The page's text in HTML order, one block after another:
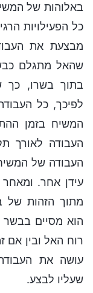
באלוהות של
כל הפעילויות
מבצעת את
שהאל מתגלם
בתוך בשרו, כך
לפיכך, כל
המשיח בזמן
העבודה לאורך
העבודה של
עידן אחר.
מתוך הזהות של
הוא מסיים בבשר
רוח האל ובין
עושה את
שעליו לבצע.